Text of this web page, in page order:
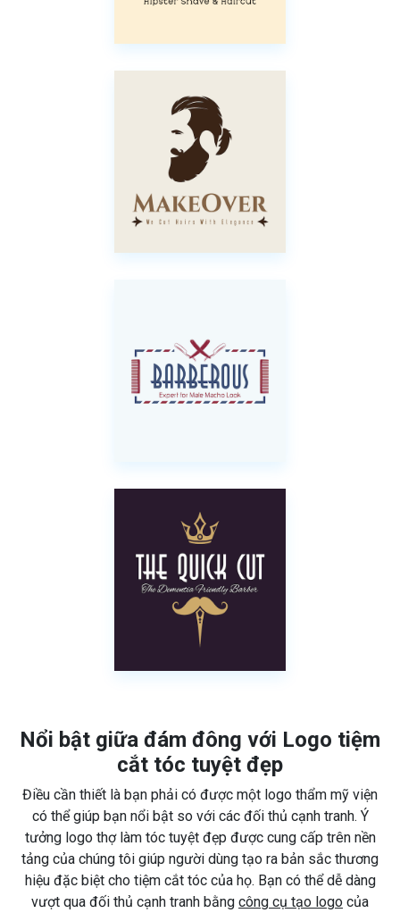
Nổi bật giữa đám đông với Logo tiệm
cắt tóc tuyệt đẹp
Điều cần thiết là bạn phải có được một logo thẩm mỹ viện
có thể giúp bạn nổi bật so với các đối thủ cạnh tranh. Ý
tưởng logo thợ làm tóc tuyệt đẹp được cung cấp trên nền
tảng của chúng tôi giúp người dùng tạo ra bản sắc thương
hiệu đặc biệt cho tiệm cắt tóc của họ. Bạn có thể dễ dàng
vượt qua đối thủ cạnh tranh bằng công cụ tạo logo của